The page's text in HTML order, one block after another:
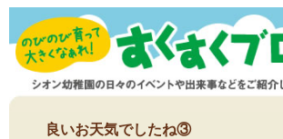
良いお天気でしたね③